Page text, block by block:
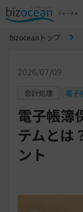
bizoceanトップ
2026/07/09
会計処理 電子
電子帳簿
テムとは
ント